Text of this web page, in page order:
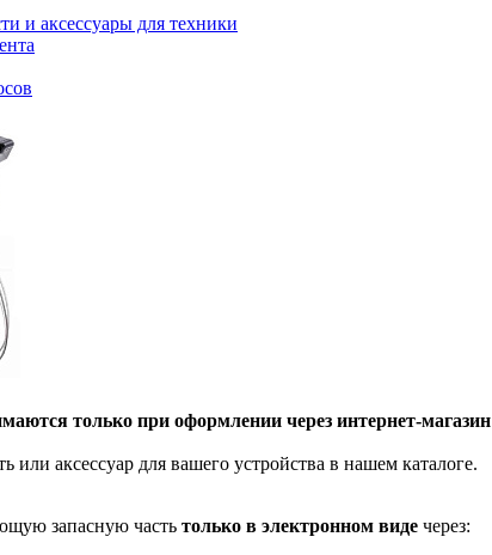
и аксессуары для техники
только при оформлении через интернет-магазин
или аксессуар для вашего устройства в нашем каталоге.
запасную часть только в электронном виде через: